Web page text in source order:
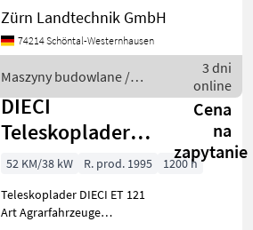
Manitou Modell: MLT625
75H Baujahr: 2017
Betriebsstunden: 3500 h
Erfassungsnummer: 167013
Hubhöhe: 6 Met
Zürn Landtechnik GmbH
74214 Schöntal-Westernhausen
Maszyny budowlane /
Manitou
3 dni
online
DIECI
Teleskoplader
ET121 mit
Schaufel
Palletten
Cena
na
zapytanie
52 KM/38 kW R. prod. 1995
1200 h
Teleskoplader DIECI ET 121
Art Agrarfahrzeuge